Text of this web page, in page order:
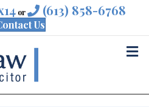
or (613) 858-6768
Us